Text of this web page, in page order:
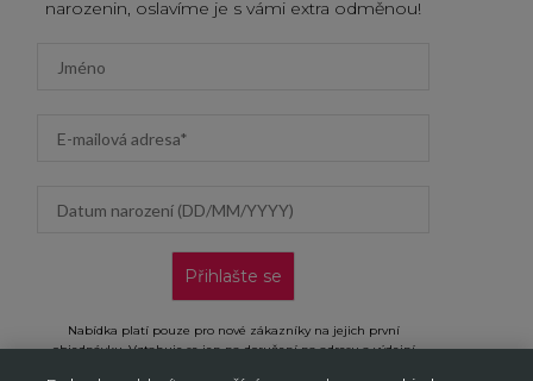
narozenin, oslavíme je s vámi extra odměnou!
Přihlašte se
Nabídka platí pouze pro nové zákazníky na jejich první
objednávku. Vztahuje se jen na doručení na adresu a výdejní